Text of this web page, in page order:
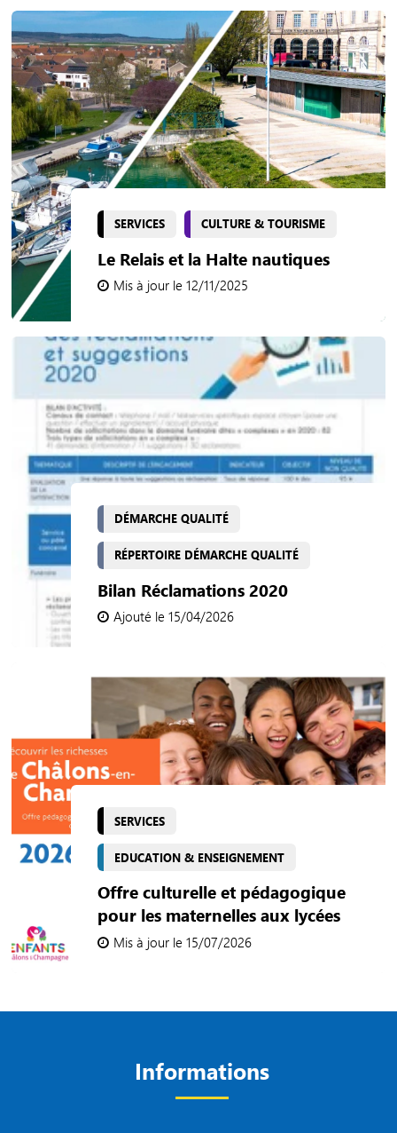
SERVICES CULTURE & TOURISME
Le Relais et la Halte nautiques
Mis à jour le 12/11/2025
DÉMARCHE QUALITÉ
RÉPERTOIRE DÉMARCHE QUALITÉ
Bilan Réclamations 2020
Ajouté le 15/04/2026
SERVICES
EDUCATION & ENSEIGNEMENT
Offre culturelle et pédagogique
pour les maternelles aux lycées
Mis à jour le 15/07/2026
Informations